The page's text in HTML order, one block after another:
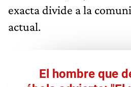
exacta divide a la
actual.
El hombre que